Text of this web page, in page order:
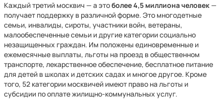
Каждый третий москвич — а этоболее 4,5 миллиона человек—
получает поддержку в различной форме. Это многодетные
семьи, инвалиды, сироты, участники войн, ветераны,
малообеспеченные семьи и другие категории социально
незащищенных граждан. Им положены единовременные и
ежемесячные выплаты, льготы на проезд в общественном
транспорте, лекарственное обеспечение, бесплатное питание
для детей в школах и детских садах и многое другое. Кроме
того, 52 категории москвичей имеют право на льготы и
субсидии по оплате жилищно-коммунальных услуг.